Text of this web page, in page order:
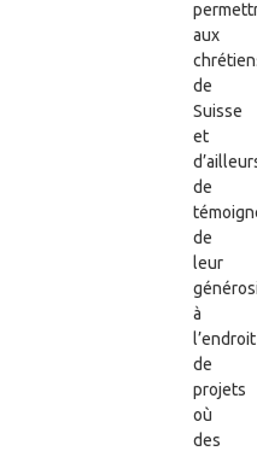
aux
de
Suisse
et
de
de
leur
à
l’endroit
de
projets
où
des